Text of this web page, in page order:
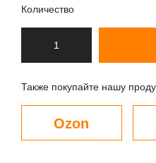
Количество
Также покупайте нашу
Ozon